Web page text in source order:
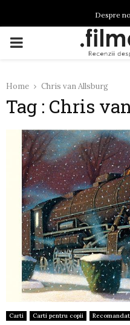
Despre
PRIMARY
Home Chris van Allsburg
Tag : Chris
Carti Carti pentru copii Recomandat